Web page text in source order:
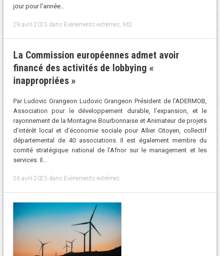
jour pour l’année…
29 avril 2025 dans Evènements extrêmes MD.
La Commission européennes admet avoir
financé des activités de lobbying «
inappropriées »
Par Ludovic Grangeon Ludovic Grangeon Président de l’ADERMOB,
Association pour le développement durable, l’expansion, et le
rayonnement de la Montagne Bourbonnaise et Animateur de projets
d’intérêt local et d’économie sociale pour Allier Citoyen, collectif
départemental de 40 associations. Il est également membre du
comité stratégique national de l’Afnor sur le management et les
services. Il…
26 avril 2025 dans Evènements extrêmes